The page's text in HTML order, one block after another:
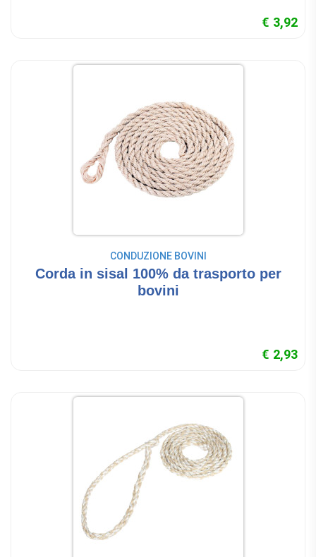
€ 3,92
CONDUZIONE BOVINI
Corda in sisal 100% da trasporto per
bovini
€ 2,93